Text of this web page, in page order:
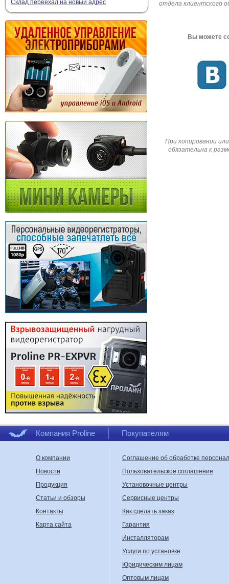
Склад переехал на новый адрес отдела клиентского
Вы можете
При копировании
обязательна к
Компания Proline Покупателям
О компании
Новости
Продукция
Статьи и обзоры
Контакты
Карта сайта
Соглашение об обработке
Пользовательское соглашение
Установочные центры
Сервисные центры
Как сделать заказ
Гарантия
Инсталляторам
Услуги по установке
Юридическим лицам
Оптовым лицам